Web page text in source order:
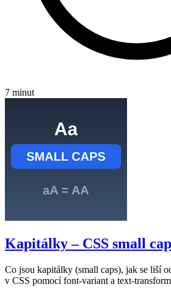
7 minut
Kapitálky – CSS small
Co jsou kapitálky (small caps), jak se liší
v CSS pomocí font-variant a text-